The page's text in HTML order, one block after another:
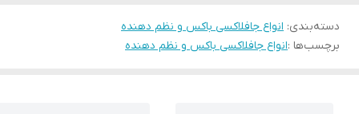
دسته‌بندی: انواع جافلاکسی باکس و نظم دهنده
برچسب‌ها :انواع جافلاکسی باکس و نظم دهنده